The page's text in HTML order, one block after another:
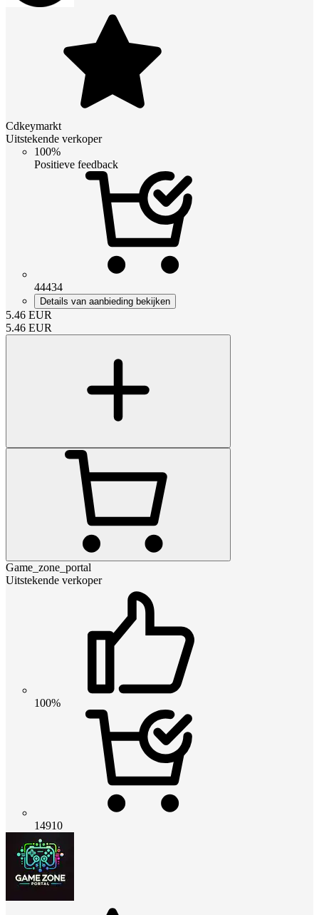
Cdkeymarkt
Uitstekende verkoper
100%
Positieve feedback
44434
Details van aanbieding bekijken
5.46 EUR
5.46 EUR
Game_zone_portal
Uitstekende verkoper
100%
14910